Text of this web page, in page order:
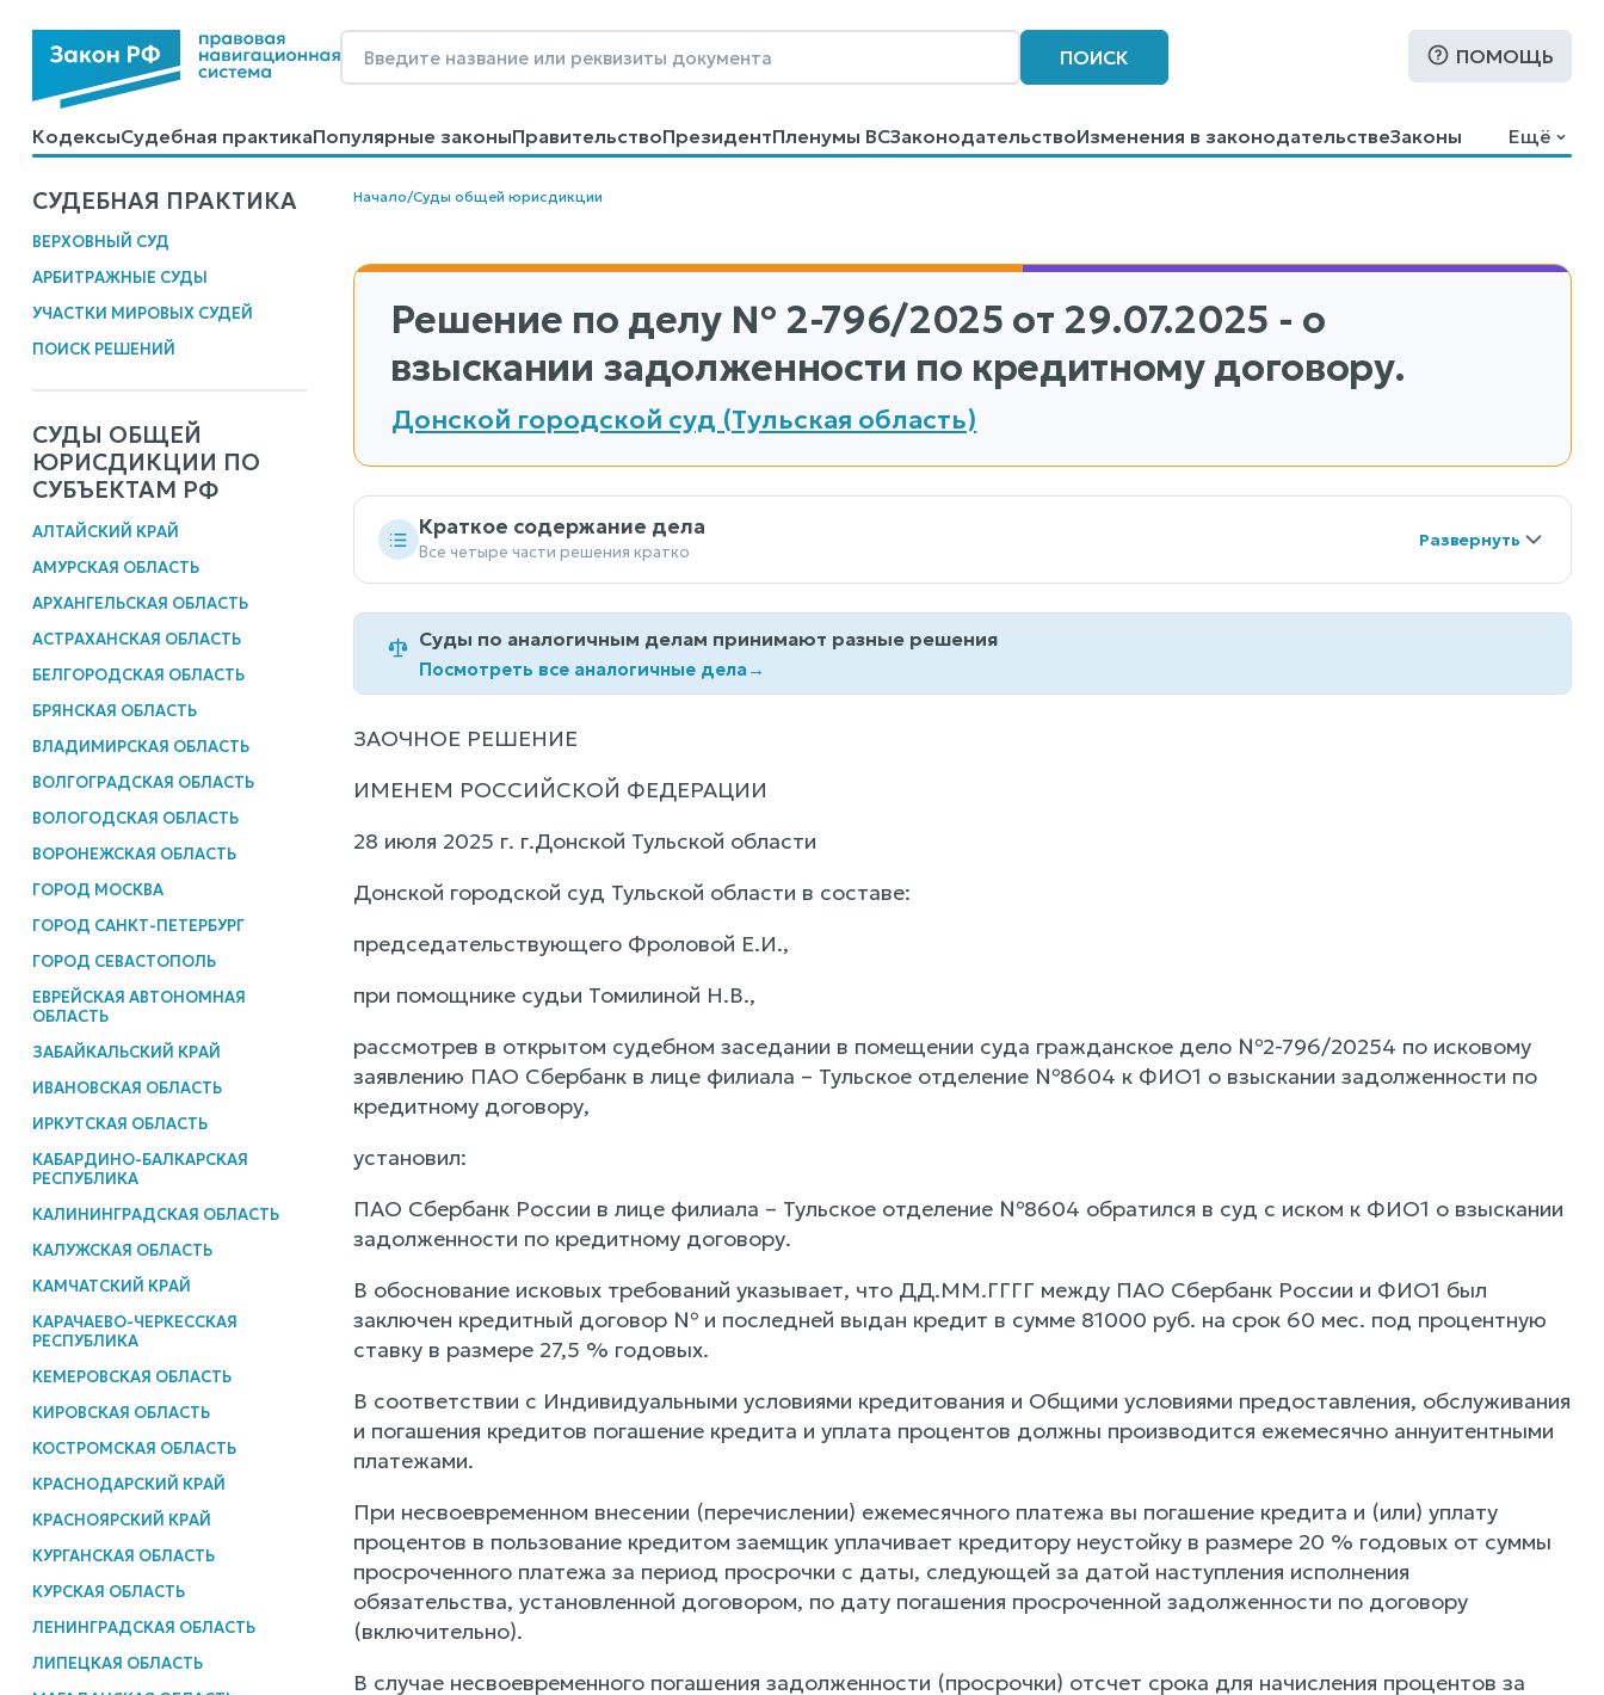
ПОИСК ПОМОЩЬ
КодексыСудебная практикаПопулярные законыПравительствоПрезидентПленумы ВСЗаконодательствоИзменения в законодательствеЗаконы
КалькуляторыСправочные материалыОбразцы договоровКонтактыПомощьПоиск
Ещё
СУДЕБНАЯ ПРАКТИКА
ВЕРХОВНЫЙ СУД
АРБИТРАЖНЫЕ СУДЫ
УЧАСТКИ МИРОВЫХ СУДЕЙ
ПОИСК РЕШЕНИЙ
СУДЫ ОБЩЕЙ
ЮРИСДИКЦИИ ПО
СУБЪЕКТАМ РФ
АЛТАЙСКИЙ КРАЙ
АМУРСКАЯ ОБЛАСТЬ
АРХАНГЕЛЬСКАЯ ОБЛАСТЬ
АСТРАХАНСКАЯ ОБЛАСТЬ
БЕЛГОРОДСКАЯ ОБЛАСТЬ
БРЯНСКАЯ ОБЛАСТЬ
ВЛАДИМИРСКАЯ ОБЛАСТЬ
ВОЛГОГРАДСКАЯ ОБЛАСТЬ
ВОЛОГОДСКАЯ ОБЛАСТЬ
ВОРОНЕЖСКАЯ ОБЛАСТЬ
ГОРОД МОСКВА
ГОРОД САНКТ-ПЕТЕРБУРГ
ГОРОД СЕВАСТОПОЛЬ
ЕВРЕЙСКАЯ АВТОНОМНАЯ
ОБЛАСТЬ
ЗАБАЙКАЛЬСКИЙ КРАЙ
ИВАНОВСКАЯ ОБЛАСТЬ
ИРКУТСКАЯ ОБЛАСТЬ
КАБАРДИНО-БАЛКАРСКАЯ
РЕСПУБЛИКА
КАЛИНИНГРАДСКАЯ ОБЛАСТЬ
КАЛУЖСКАЯ ОБЛАСТЬ
КАМЧАТСКИЙ КРАЙ
КАРАЧАЕВО-ЧЕРКЕССКАЯ
РЕСПУБЛИКА
КЕМЕРОВСКАЯ ОБЛАСТЬ
КИРОВСКАЯ ОБЛАСТЬ
КОСТРОМСКАЯ ОБЛАСТЬ
КРАСНОДАРСКИЙ КРАЙ
КРАСНОЯРСКИЙ КРАЙ
КУРГАНСКАЯ ОБЛАСТЬ
КУРСКАЯ ОБЛАСТЬ
ЛЕНИНГРАДСКАЯ ОБЛАСТЬ
ЛИПЕЦКАЯ ОБЛАСТЬ
Начало/Суды общей юрисдикции
Решение по делу № 2-796/2025 от 29.07.2025 - о
взыскании задолженности по кредитному договору.
Донской городской суд (Тульская область)
Краткое содержание дела
Все четыре части решения кратко
Суды по аналогичным делам принимают разные решения
Посмотреть все аналогичные дела→
ЗАОЧНОЕ РЕШЕНИЕ
ИМЕНЕМ РОССИЙСКОЙ ФЕДЕРАЦИИ
28 июля 2025 г. г.Донской Тульской области
Донской городской суд Тульской области в составе:
председательствующего Фроловой Е.И.,
при помощнике судьи Томилиной Н.В.,
рассмотрев в открытом судебном заседании в помещении суда гражданское дело №2-796/20254 по исковому
заявлению ПАО Сбербанк в лице филиала – Тульское отделение №8604 к ФИО1 о взыскании задолженности по
кредитному договору,
установил:
ПАО Сбербанк России в лице филиала – Тульское отделение №8604 обратился в суд с иском к ФИО1 о взыскании
задолженности по кредитному договору.
В обоснование исковых требований указывает, что ДД.ММ.ГГГГ между ПАО Сбербанк России и ФИО1 был
заключен кредитный договор № и последней выдан кредит в сумме 81000 руб. на срок 60 мес. под процентную
ставку в размере 27,5 % годовых.
В соответствии с Индивидуальными условиями кредитования и Общими условиями предоставления, обслуживания
и погашения кредитов погашение кредита и уплата процентов должны производится ежемесячно аннуитентными
платежами.
При несвоевременном внесении (перечислении) ежемесячного платежа вы погашение кредита и (или) уплату
процентов в пользование кредитом заемщик уплачивает кредитору неустойку в размере 20 % годовых от суммы
просроченного платежа за период просрочки с даты, следующей за датой наступления исполнения
обязательства, установленной договором, по дату погашения просроченной задолженности по договору
(включительно).
В случае несвоевременного погашения задолженности (просрочки) отсчет срока для начисления процентов за